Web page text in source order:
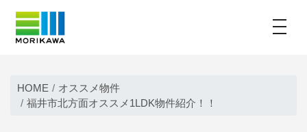
contentHOME
オススメ物件
福井市北方面オススメ1LDK物件紹介！！